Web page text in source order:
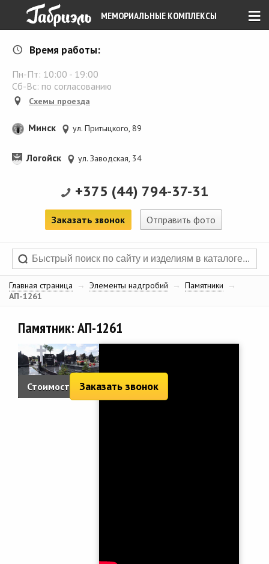
≡
МЕМОРИАЛЬНЫЕ КОМПЛЕКСЫ
Время работы:
Пн-Пт: 10:00 - 19:00
Сб-Вс: по согласованию
Схемы проезда
Минск ул. Притыцкого, 89
Логойск ул. Заводская, 34
+375 (44) 794-37-31
Заказать звонок Отправить фото
Главная страница → Элементы надгробий → Памятники
→
АП-1261
Памятник: АП-1261
Стоимость: 5 466 руб.
Заказать звонок